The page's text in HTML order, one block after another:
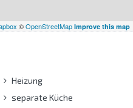
©OpenStreetMap Improve this map
Heizung
separate Küche